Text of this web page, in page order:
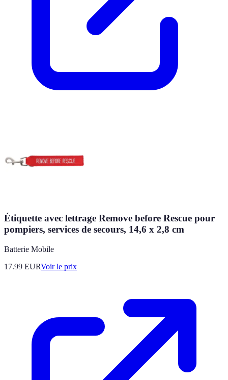
Étiquette avec lettrage Remove before Rescue pour
pompiers, services de secours, 14,6 x 2,8 cm
Batterie Mobile
17.99 EURVoir le prix